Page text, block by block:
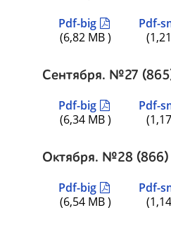
Pdf-big
(6,82 MB )
Pdf-
Сентября. №27
Pdf-big
(6,34 MB )
Pdf-
Октября. №28 (866)
Pdf-big
(6,54 MB )
Pdf-